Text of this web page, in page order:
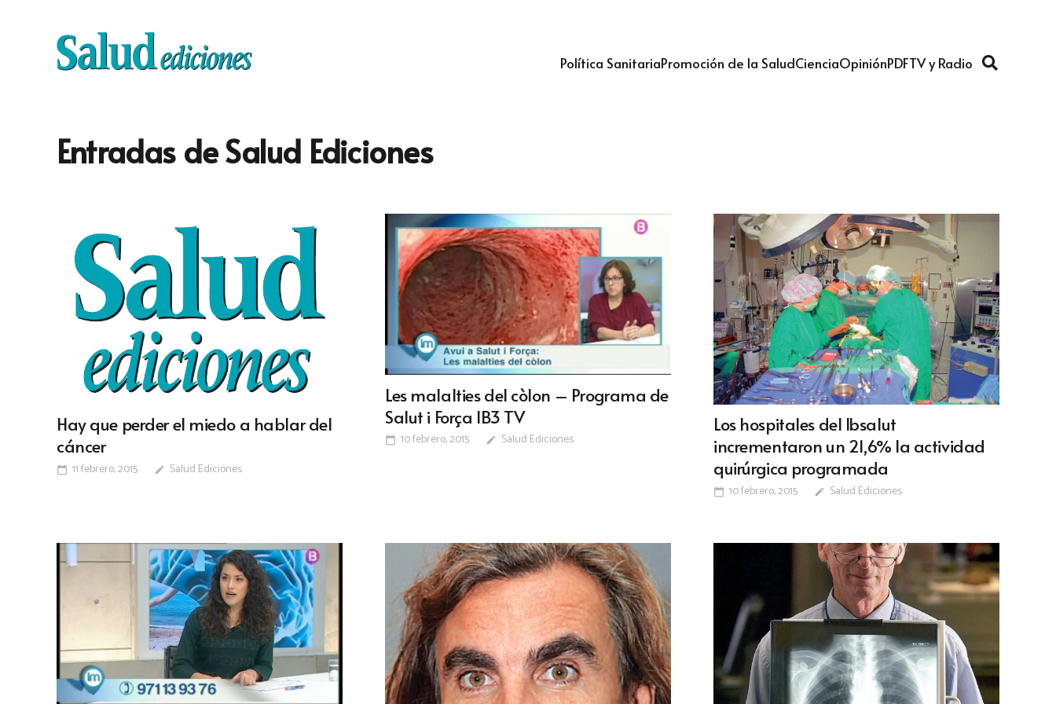
Política SanitariaPromoción de la SaludCienciaOpiniónPDFTV y Radio
Entradas de Salud Ediciones
Hay que perder el miedo a hablar del
cáncer
calendar_today 11 febrero, 2015 edit Salud Ediciones
Les malalties del còlon – Programa de
Salut i Força IB3 TV
calendar_today 10 febrero, 2015 edit Salud Ediciones
Los hospitales del Ibsalut
incrementaron un 21,6% la actividad
quirúrgica programada
calendar_today 10 febrero, 2015 edit Salud Ediciones